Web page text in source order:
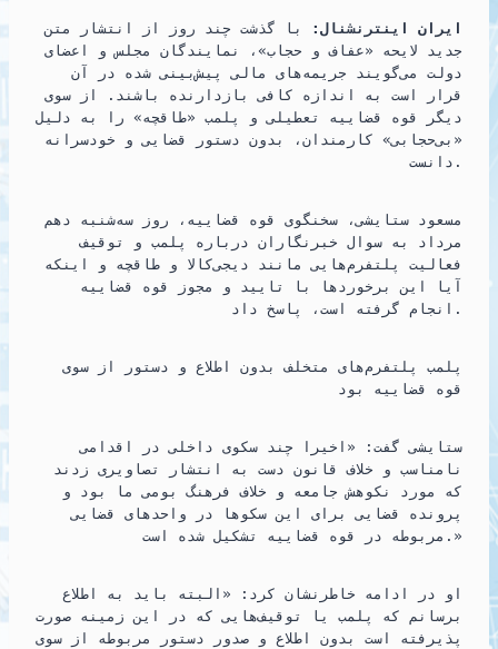
ایران اینترنشنال:
با گذشت چند روز از انتشار متن
جدید لایحه «عفاف و حجاب»، نمایندگان مجلس و اعضای
دولت می‌گویند جریمه‌های مالی پیش‌بینی شده در آن
قرار است به اندازه کافی بازدارنده باشند. از سوی
دیگر قوه قضاییه تعطیلی و پلمب «طاقچه» را به دلیل
«بی‌حجابی» کارمندان، بدون دستور قضایی و خودسرانه
دانست.
مسعود ستایشی، سخنگوی قوه قضاییه، روز سه‌شنبه دهم
مرداد به سوال خبرنگاران درباره پلمب و توقیف
فعالیت پلتفرم‌هایی مانند دیجی‌کالا و طاقچه و اینکه
آیا این برخوردها با تایید و مجوز قوه قضاییه
انجام گرفته است، پاسخ داد.
پلمب پلتفرم‌های متخلف بدون اطلاع و دستور از سوی
قوه قضاییه بود
ستایشی گفت: «اخیرا چند سکوی داخلی در اقدامی
نامناسب و خلاف قانون دست به انتشار تصاویری زدند
که مورد نکوهش جامعه و خلاف فرهنگ بومی ما بود و
پرونده قضایی برای این سکوها در واحدهای قضایی
مربوطه در قوه قضاییه تشکیل شده است.»
او در ادامه خاطرنشان کرد: «البته باید به اطلاع
برسانم که پلمب یا توقیف‌هایی که در این زمینه صورت
پذیرفته است بدون اطلاع و صدور دستور مربوطه از سوی